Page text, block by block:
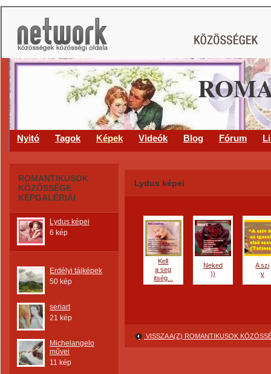
Nyitó Tagok Képek Videók Blog Fórum
ROMANTIKUSOK
KÖZÖSSÉGE
KÉPGALÉRIÁI
Lydus képei
6 kép
Erdélyi tájképek
50 kép
seriart
21 kép
Michelangelo
művei
11 kép
Lydus képei
Kell
a seg
itség...
Neked
))
A szi
v
VISSZA A(Z) ROMANTIKUSOK